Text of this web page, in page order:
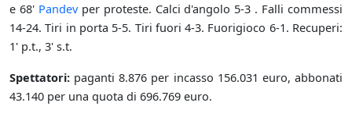
e 68' Pandevper proteste. Calci d'angolo 5-3 . Falli commessi
14-24. Tiri in porta 5-5. Tiri fuori 4-3. Fuorigioco 6-1. Recuperi:
1' p.t., 3' s.t.
Spettatori: paganti 8.876 per incasso 156.031 euro, abbonati
43.140 per una quota di 696.769 euro.